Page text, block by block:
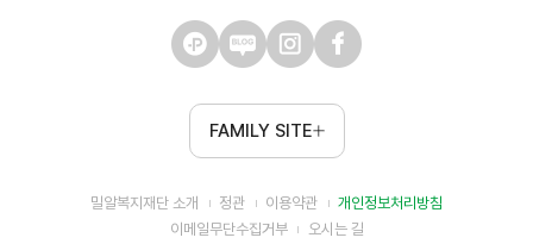
FAMILY SITE
밀알복지재단 소개 정관 이용약관
개인정보처리방침
이메일무단수집거부
오시는 길